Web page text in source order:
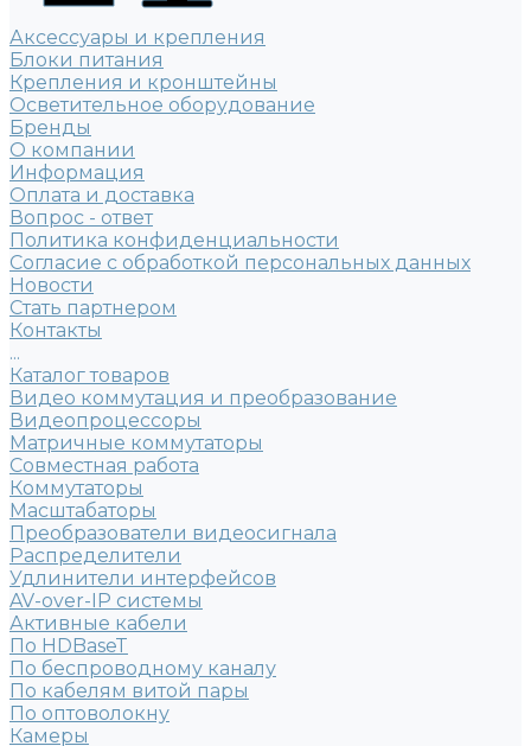
Аксессуары и крепления
Блоки питания
Крепления и кронштейны
Осветительное оборудование
Бренды
О компании
Информация
Оплата и доставка
Вопрос - ответ
Политика конфиденциальности
Согласие с обработкой персональных данных
Новости
Стать партнером
Контакты
...
Каталог товаров
Видео коммутация и преобразование
Видеопроцессоры
Матричные коммутаторы
Совместная работа
Коммутаторы
Масштабаторы
Преобразователи видеосигнала
Распределители
Удлинители интерфейсов
AV-over-IP системы
Активные кабели
По HDBaseT
По беспроводному каналу
По кабелям витой пары
По оптоволокну
Камеры